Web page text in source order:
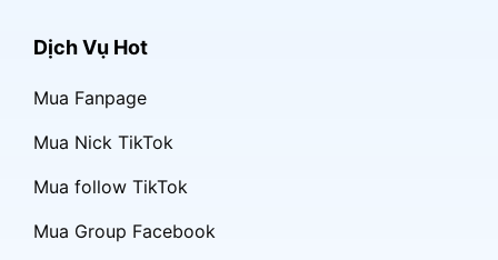
Dịch Vụ Hot
Mua Fanpage
Mua Nick TikTok
Mua follow TikTok
Mua Group Facebook